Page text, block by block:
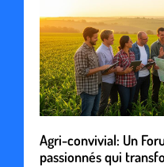
Agri-convivial: Un
passionnés qui